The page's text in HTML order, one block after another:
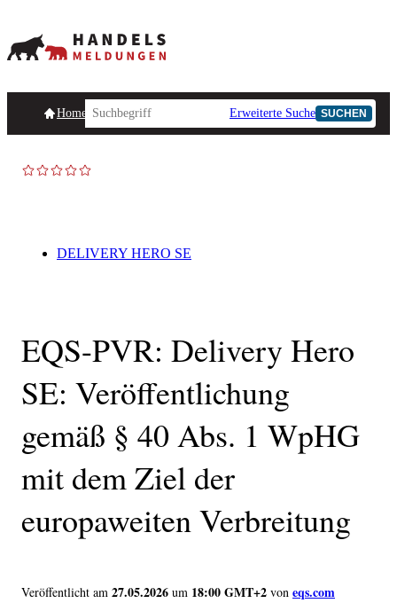
HomepageHandelsmeldungen Ad-Hoc-Meldungen
Erweiterte Suche SUCHEN
DELIVERY HERO SE
EQS-PVR: Delivery Hero
SE: Veröffentlichung
gemäß § 40 Abs. 1 WpHG
mit dem Ziel der
europaweiten Verbreitung
Veröffentlicht am 27.05.2026 um 18:00 GMT+2 von eqs.com